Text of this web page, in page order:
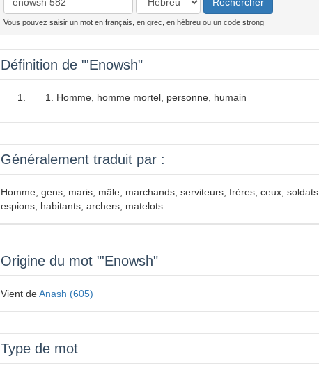
Vous pouvez saisir un mot en français, en grec, en hébreu ou un code strong
Définition de "'Enowsh"
Homme, homme mortel, personne, humain
Généralement traduit par :
Homme, gens, maris, mâle, marchands, serviteurs, frères, ceux, soldats,
espions, habitants, archers, matelots
Origine du mot "'Enowsh"
Vient deAnash (605)
Type de mot